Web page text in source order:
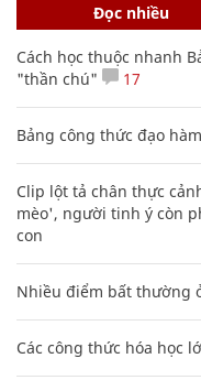
Đọc nhiều
Cách học thuộc nhanh
"thần chú"
17
Bảng công thức đạo
Clip lột tả chân thực
mèo', người tinh ý còn
con
Nhiều điểm bất thường
Các công thức hóa học